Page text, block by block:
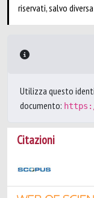
riservati, salvo
Utilizza questo
documento:
Citazioni